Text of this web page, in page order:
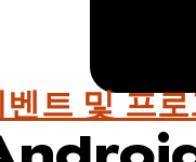
벤트 및 프